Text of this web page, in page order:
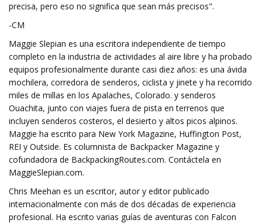
precisa, pero eso no significa que sean más precisos".
-CM
Maggie Slepian es una escritora independiente de tiempo
completo en la industria de actividades al aire libre y ha probado
equipos profesionalmente durante casi diez años: es una ávida
mochilera, corredora de senderos, ciclista y jinete y ha recorrido
miles de millas en los Apalaches, Colorado. y senderos
Ouachita, junto con viajes fuera de pista en terrenos que
incluyen senderos costeros, el desierto y altos picos alpinos.
Maggie ha escrito para New York Magazine, Huffington Post,
REI y Outside. Es columnista de Backpacker Magazine y
cofundadora de BackpackingRoutes.com. Contáctela en
MaggieSlepian.com.
Chris Meehan es un escritor, autor y editor publicado
internacionalmente con más de dos décadas de experiencia
profesional. Ha escrito varias guías de aventuras con Falcon